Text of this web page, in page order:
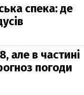
спека: де
але в частині
погоди